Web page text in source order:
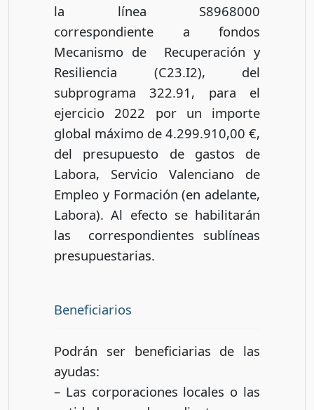
la línea S8968000
correspondiente a fondos
Mecanismo de Recuperación y
Resiliencia (C23.I2), del
subprograma 322.91, para el
ejercicio 2022 por un importe
global máximo de 4.299.910,00 €,
del presupuesto de gastos de
Labora, Servicio Valenciano de
Empleo y Formación (en adelante,
Labora). Al efecto se habilitarán
las correspondientes sublíneas
presupuestarias.
Beneficiarios
Podrán ser beneficiarias de las
ayudas:
– Las corporaciones locales o las